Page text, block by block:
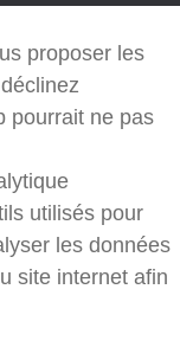
proposer les
pourrait ne pas
utilisés pour
les données
site internet afin